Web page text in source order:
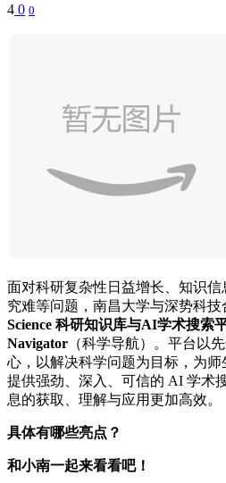
4 0 0
面对科研复杂性日益增长、知识
究难等问题，南昌大学与深势科
Science 科研知识库与AI学术搜索
Navigator （科学导航）。平台以
心，以解决科学问题为目标，为
提供强劲、深入、可信的 AI 学术
息的获取、理解与应用更加高效。
具体有哪些亮点？
和小南一起来看看吧！